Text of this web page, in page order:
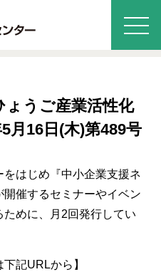
うご産業活性化
月16日(木)第489号
はじめ『中小企業支援ネ
催するセミナーやイベン
ために、月2回発行してい
記URLから】